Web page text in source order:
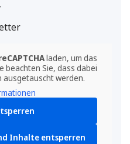
laden, um das
beachten Sie, dass dabei
werden.
Inhalte entsperren